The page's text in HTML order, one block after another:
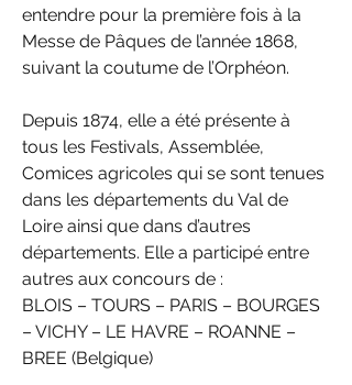
entendre pour la première fois à la
Messe de Pâques de l’année 1868,
suivant la coutume de l’Orphéon.
Depuis 1874, elle a été présente à
tous les Festivals, Assemblée,
Comices agricoles qui se sont tenues
dans les départements du Val de
Loire ainsi que dans d’autres
départements. Elle a participé entre
autres aux concours de :
BLOIS – TOURS – PARIS – BOURGES
– VICHY – LE HAVRE – ROANNE –
BREE (Belgique)